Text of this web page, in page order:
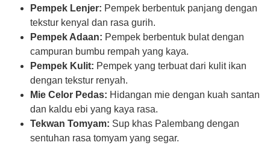
Pempek Lenjer: Pempek berbentuk panjang dengan
tekstur kenyal dan rasa gurih.
Pempek Adaan: Pempek berbentuk bulat dengan
campuran bumbu rempah yang kaya.
Pempek Kulit: Pempek yang terbuat dari kulit ikan
dengan tekstur renyah.
Mie Celor Pedas: Hidangan mie dengan kuah santan
dan kaldu ebi yang kaya rasa.
Tekwan Tomyam: Sup khas Palembang dengan
sentuhan rasa tomyam yang segar.